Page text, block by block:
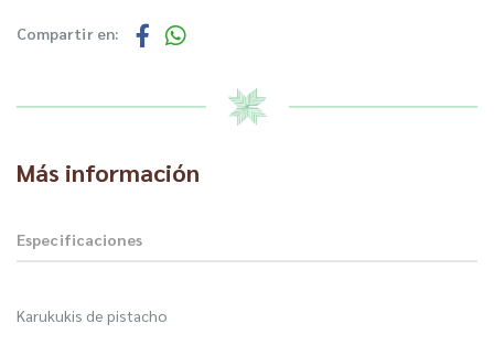
Compartir en:
Más información
Especificaciones
Karukukis de pistacho